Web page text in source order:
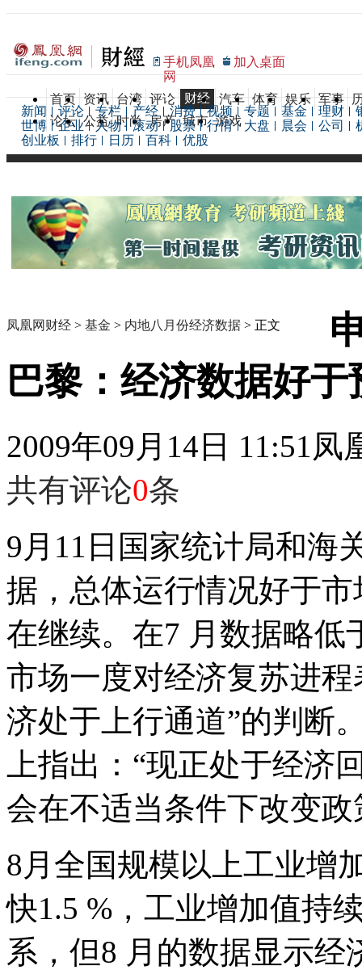
手机凤凰
网
加入桌面
首页 资讯 台湾 评论 财经 汽车 体育 娱乐 军事
论坛 公益 时尚 房产 城市 游戏
新闻 评论 专栏 产经 消费 视频 专题 基金 理财
世博
企业 人物 滚动 股票 行情 大盘 晨会 公司
创业板
排行 日历 百科 优股
凤凰网财经 > 基金 > 内地八月份经济数据 > 正文
巴黎：经济数据好
2009年09月14日 11:51凤
共有评论0条
9月11日国家统计局和海
据，总体运行情况好于
在继续。在7 月数据略低
市场一度对经济复苏进
济处于上行通道”的判断
上指出：“现正处于经济
会在不适当条件下改变政
8月全国规模以上工业增
快1.5 %，工业增加值持
系，但8 月的数据显示